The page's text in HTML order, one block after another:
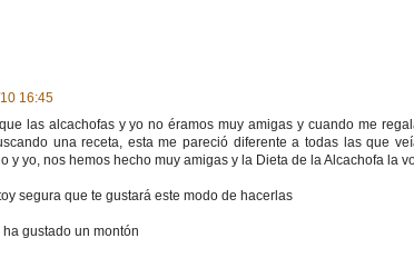
16:45
las alcachofas y yo no éramos muy amigas y cuando me
una receta, esta me pareció diferente a todas las que
y yo, nos hemos hecho muy amigas y la Dieta de la Alcachofa la
segura que te gustará este modo de hacerlas
ha gustado un montón